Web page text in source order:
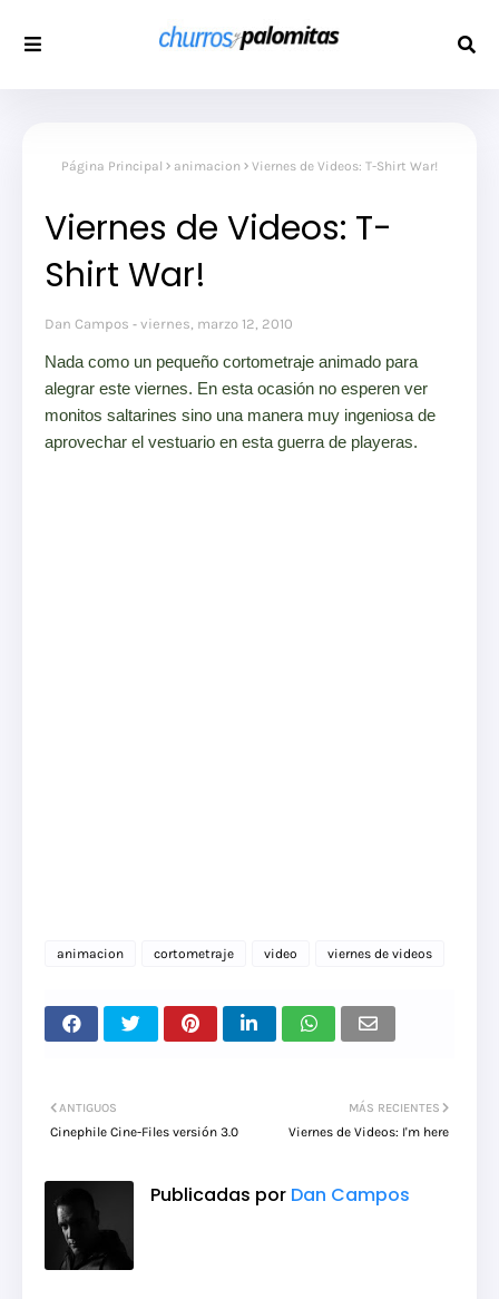
Página Principal animacion Viernes de Videos: T-Shirt War!
Viernes de Videos: T-
Shirt War!
Dan Campos viernes, marzo 12, 2010
Nada como un pequeño cortometraje animado para
alegrar este viernes. En esta ocasión no esperen ver
monitos saltarines sino una manera muy ingeniosa de
aprovechar el vestuario en esta guerra de playeras.
animacion cortometraje video viernes de videos
MÁS RECIENTES
Viernes de Videos: I'm here
ANTIGUOS
Cinephile Cine-Files versión 3.0
Publicadas por Dan Campos